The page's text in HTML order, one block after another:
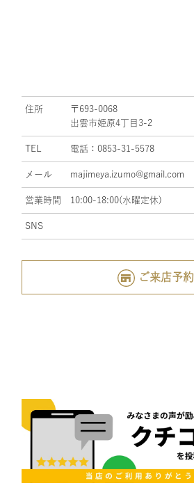
住所
〒693-0068
出雲市姫原4丁目3-2
TEL 電話：0853-31-5578
メール majimeya.izumo@gmail.com
営業時間 10:00-18:00(水曜定休)
SNS
ご来店予約